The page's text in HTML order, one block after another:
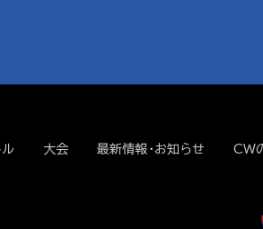
ル 大会 最新情報・お知らせ CW